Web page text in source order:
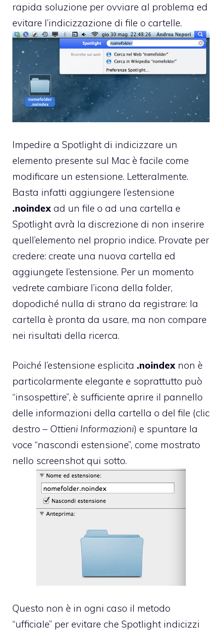
rapida soluzione per ovviare al problema ed
evitare l’indicizzazione di file o cartelle.
Impedire a Spotlight di indicizzare un
elemento presente sul Mac è facile come
modificare un estensione. Letteralmente.
Basta infatti aggiungere l’estensione
.noindex ad un file o ad una cartella e
Spotlight avrà la discrezione di non inserire
quell’elemento nel proprio indice. Provate per
credere: create una nuova cartella ed
aggiungete l’estensione. Per un momento
vedrete cambiare l’icona della folder,
dopodiché nulla di strano da registrare: la
cartella è pronta da usare, ma non compare
nei risultati della ricerca.
Poiché l’estensione esplicita .noindex non è
particolarmente elegante e soprattutto può
“insospettire”, è sufficiente aprire il pannello
delle informazioni della cartella o del file (clic
destro – Ottieni Informazioni) e spuntare la
voce “nascondi estensione”, come mostrato
nello screenshot qui sotto.
Questo non è in ogni caso il metodo
“ufficiale” per evitare che Spotlight indicizzi